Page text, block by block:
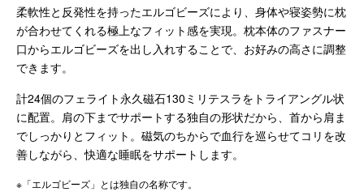
柔軟性と反発性を持ったエルゴビーズにより、身体や寝姿勢に枕
が合わせてくれる極上なフィット感を実現。枕本体のファスナー
口からエルゴビーズを出し入れすることで、お好みの高さに調整
できます。
計24個のフェライト永久磁石130ミリテスラをトライアングル状
に配置。肩の下までサポートする独自の形状だから、首から肩ま
でしっかりとフィット。磁気のちからで血行を巡らせてコリを改
善しながら、快適な睡眠をサポートします。
※「エルゴビーズ」とは独自の名称です。